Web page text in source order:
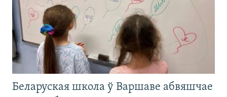
Беларуская школа ў Варшаве абвяшчае